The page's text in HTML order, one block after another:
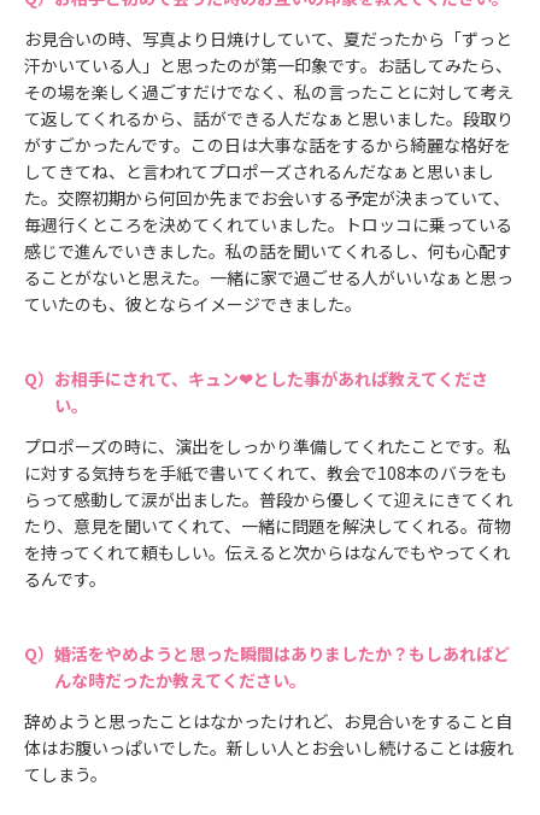
お見合いの時、写真より日焼けしていて、夏だったから「ずっと
汗かいている人」と思ったのが第一印象です。お話してみたら、
その場を楽しく過ごすだけでなく、私の言ったことに対して考え
て返してくれるから、話ができる人だなぁと思いました。段取り
がすごかったんです。この日は大事な話をするから綺麗な格好を
してきてね、と言われてプロポーズされるんだなぁと思いまし
た。交際初期から何回か先までお会いする予定が決まっていて、
毎週行くところを決めてくれていました。トロッコに乗っている
感じで進んでいきました。私の話を聞いてくれるし、何も心配す
ることがないと思えた。一緒に家で過ごせる人がいいなぁと思っ
ていたのも、彼とならイメージできました。
お相手にされて、キュン❤とした事があれば教えてくださ
い。
プロポーズの時に、演出をしっかり準備してくれたことです。私
に対する気持ちを手紙で書いてくれて、教会で108本のバラをも
らって感動して涙が出ました。普段から優しくて迎えにきてくれ
たり、意見を聞いてくれて、一緒に問題を解決してくれる。荷物
を持ってくれて頼もしい。伝えると次からはなんでもやってくれ
るんです。
婚活をやめようと思った瞬間はありましたか？もしあればど
んな時だったか教えてください。
辞めようと思ったことはなかったけれど、お見合いをすること自
体はお腹いっぱいでした。新しい人とお会いし続けることは疲れ
てしまう。